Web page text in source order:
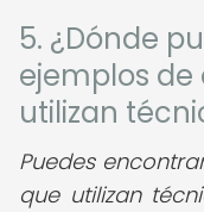
5. ¿Dónde
ejemplos de
utilizan
Puedes
que utilizan